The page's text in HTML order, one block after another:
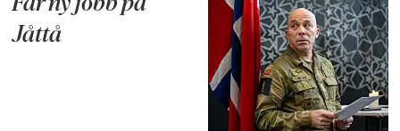
Får ny jobb på
Jåttå